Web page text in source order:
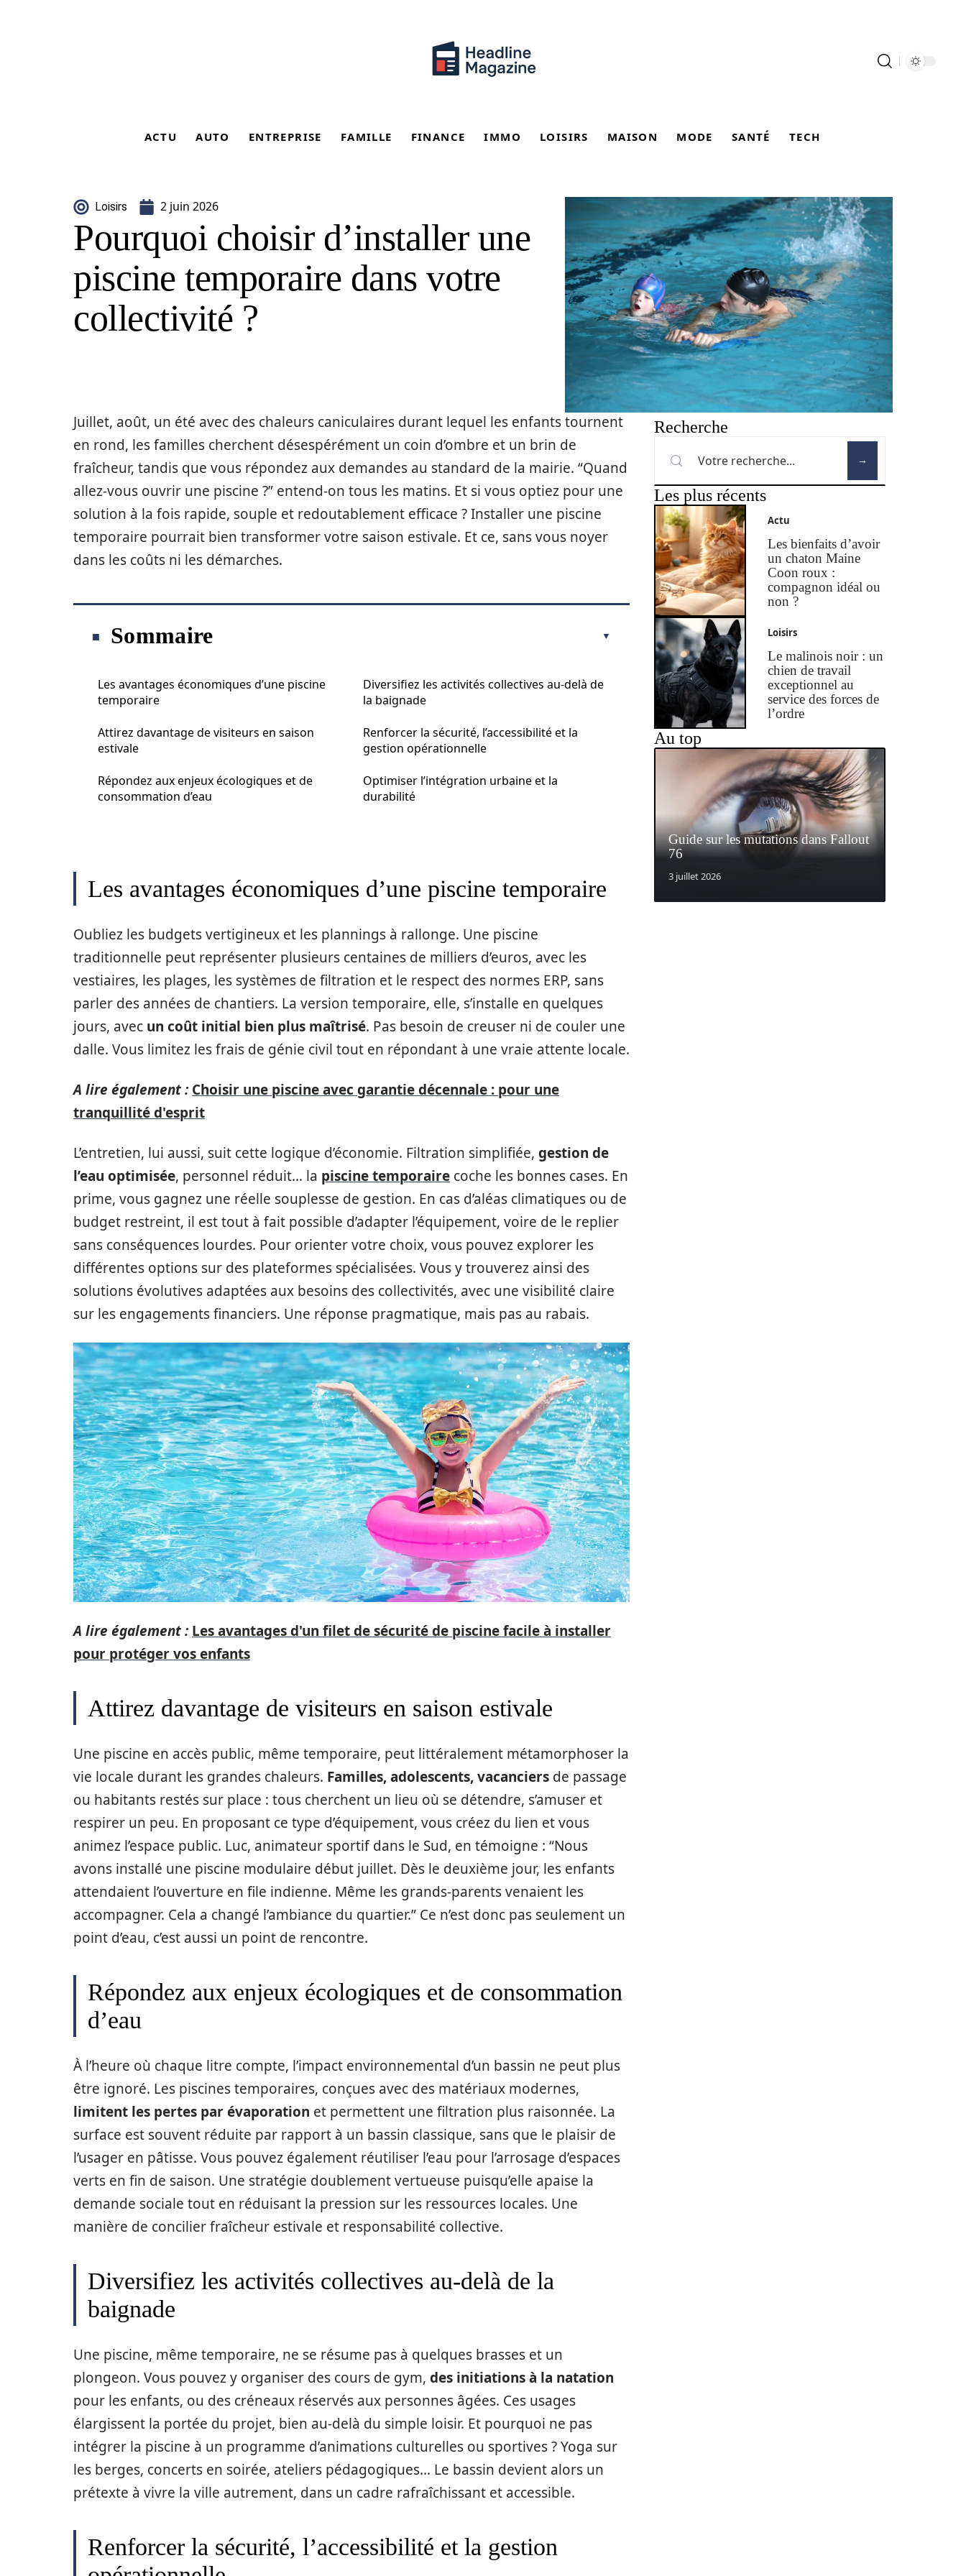
ACTU AUTO ENTREPRISE FAMILLE FINANCE IMMO LOISIRS MAISON MODE SANTÉ TECH
Loisirs 2 juin 2026
Pourquoi choisir d’installer une
piscine temporaire dans votre
collectivité ?
Juillet, août, un été avec des chaleurs caniculaires durant lequel les enfants tournent
en rond, les familles cherchent désespérément un coin d’ombre et un brin de
fraîcheur, tandis que vous répondez aux demandes au standard de la mairie. “Quand
allez-vous ouvrir une piscine ?” entend-on tous les matins. Et si vous optiez pour une
solution à la fois rapide, souple et redoutablement efficace ? Installer une piscine
temporaire pourrait bien transformer votre saison estivale. Et ce, sans vous noyer
dans les coûts ni les démarches.
Sommaire
Les avantages économiques d’une piscine
temporaire
Attirez davantage de visiteurs en saison
estivale
Répondez aux enjeux écologiques et de
consommation d’eau
Diversifiez les activités collectives au-delà de
la baignade
Renforcer la sécurité, l’accessibilité et la
gestion opérationnelle
Optimiser l’intégration urbaine et la
durabilité
Les avantages économiques d’une piscine temporaire
Oubliez les budgets vertigineux et les plannings à rallonge. Une piscine
traditionnelle peut représenter plusieurs centaines de milliers d’euros, avec les
vestiaires, les plages, les systèmes de filtration et le respect des normes ERP, sans
parler des années de chantiers. La version temporaire, elle, s’installe en quelques
jours, avec un coût initial bien plus maîtrisé. Pas besoin de creuser ni de couler une
dalle. Vous limitez les frais de génie civil tout en répondant à une vraie attente locale.
A lire également : Choisir une piscine avec garantie décennale : pour une
tranquillité d'esprit
L’entretien, lui aussi, suit cette logique d’économie. Filtration simplifiée, gestion de
l’eau optimisée, personnel réduit… la piscine temporaire coche les bonnes cases. En
prime, vous gagnez une réelle souplesse de gestion. En cas d’aléas climatiques ou de
budget restreint, il est tout à fait possible d’adapter l’équipement, voire de le replier
sans conséquences lourdes. Pour orienter votre choix, vous pouvez explorer les
différentes options sur des plateformes spécialisées. Vous y trouverez ainsi des
solutions évolutives adaptées aux besoins des collectivités, avec une visibilité claire
sur les engagements financiers. Une réponse pragmatique, mais pas au rabais.
A lire également : Les avantages d'un filet de sécurité de piscine facile à installer
pour protéger vos enfants
Attirez davantage de visiteurs en saison estivale
Une piscine en accès public, même temporaire, peut littéralement métamorphoser la
vie locale durant les grandes chaleurs. Familles, adolescents, vacanciers de passage
ou habitants restés sur place : tous cherchent un lieu où se détendre, s’amuser et
respirer un peu. En proposant ce type d’équipement, vous créez du lien et vous
animez l’espace public. Luc, animateur sportif dans le Sud, en témoigne : “Nous
avons installé une piscine modulaire début juillet. Dès le deuxième jour, les enfants
attendaient l’ouverture en file indienne. Même les grands-parents venaient les
accompagner. Cela a changé l’ambiance du quartier.” Ce n’est donc pas seulement un
point d’eau, c’est aussi un point de rencontre.
Répondez aux enjeux écologiques et de consommation
d’eau
À l’heure où chaque litre compte, l’impact environnemental d’un bassin ne peut plus
être ignoré. Les piscines temporaires, conçues avec des matériaux modernes,
limitent les pertes par évaporation et permettent une filtration plus raisonnée. La
surface est souvent réduite par rapport à un bassin classique, sans que le plaisir de
l’usager en pâtisse. Vous pouvez également réutiliser l’eau pour l’arrosage d’espaces
verts en fin de saison. Une stratégie doublement vertueuse puisqu’elle apaise la
demande sociale tout en réduisant la pression sur les ressources locales. Une
manière de concilier fraîcheur estivale et responsabilité collective.
Diversifiez les activités collectives au-delà de la
baignade
Une piscine, même temporaire, ne se résume pas à quelques brasses et un
plongeon. Vous pouvez y organiser des cours de gym, des initiations à la natation
pour les enfants, ou des créneaux réservés aux personnes âgées. Ces usages
élargissent la portée du projet, bien au-delà du simple loisir. Et pourquoi ne pas
intégrer la piscine à un programme d’animations culturelles ou sportives ? Yoga sur
les berges, concerts en soirée, ateliers pédagogiques… Le bassin devient alors un
prétexte à vivre la ville autrement, dans un cadre rafraîchissant et accessible.
Renforcer la sécurité, l’accessibilité et la gestion
Recherche
Les plus récents
Actu
Les bienfaits d’avoir
un chaton Maine
Coon roux :
compagnon idéal ou
non ?
Loisirs
Le malinois noir : un
chien de travail
exceptionnel au
service des forces de
l’ordre
Au top
Guide sur les mutations dans Fallout
76
3 juillet 2026